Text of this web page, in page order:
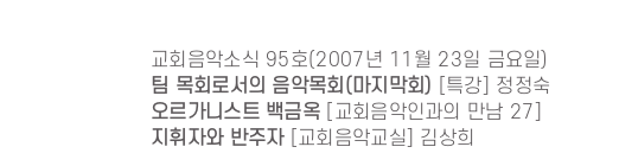
교회음악소식 95호(2007년 11월 23일 금요일)
팀 목회로서의 음악목회(마지막회) [특강] 정정숙
오르가니스트 백금옥
[교회음악인과의 만남 27]
지휘자와 반주자
[교회음악교실] 김상희